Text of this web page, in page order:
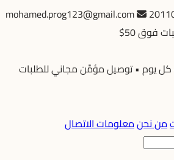
فوق 50$
كل يوم • توصيل مؤمَّن مجاني للطلبات
من نحنمعلومات الاتصال